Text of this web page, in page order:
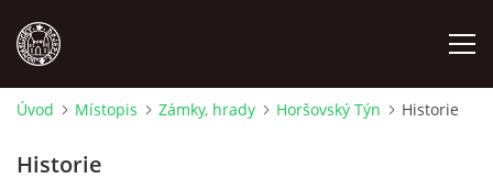
Úvod Místopis Zámky, hrady Horšovský Týn Historie
Historie